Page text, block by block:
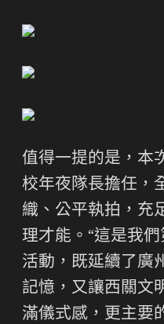
值得一提的是，本
校年夜隊長擔任，
織、公平執拍，充
理才能。“這是我
活動，既延續了廣
記憶，又讓西關文
滿儀式感，更主要